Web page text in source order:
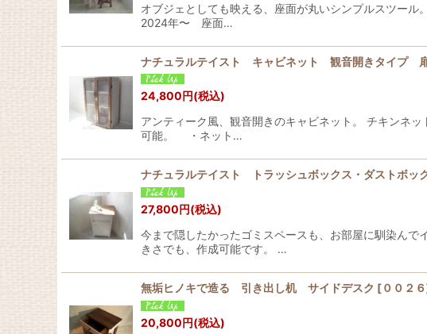
オブジェとしても映える、座面が丸いシンプルスツー
2024年〜 座面…
ナチュラルテイスト キャビネット 観音開きタイプ
24,800円(税込)
アンティーク風、観音開きのキャビネット。 チキンネ
可能。 ・ネット…
ナチュラルテイスト トラッシュボックス・ダストボッ
27,800円(税込)
今まで隠したかったゴミスペースも、お部屋に馴染ん
きさでも、作成可能です。 …
無垢ヒノキで造る 引き出し机 サイドデスク [００２６
20,800円(税込)